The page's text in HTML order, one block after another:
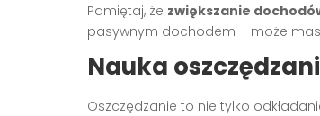
Pamiętaj, że zwiększanie
pasywnym dochodem – może
Nauka
Oszczędzanie to nie tylko